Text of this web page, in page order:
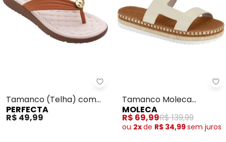
Perfecta - Tamanco (Telha)
Tamanco (Telha) com
Palmilha Confort
PERFECTA
R$ 49,99
Tamanco Moleca
(Branco)
MOLECA
R$ 69,99R$ 139,99
ou 2xde R$ 34,99sem juros